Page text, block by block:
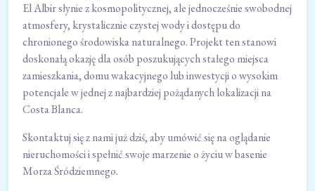
El Albir słynie z kosmopolitycznej, ale jednocześnie swobodnej
atmosfery, krystalicznie czystej wody i dostępu do
chronionego środowiska naturalnego. Projekt ten stanowi
doskonałą okazję dla osób poszukujących stałego miejsca
zamieszkania, domu wakacyjnego lub inwestycji o wysokim
potencjale w jednej z najbardziej pożądanych lokalizacji na
Costa Blanca.
Skontaktuj się z nami już dziś, aby umówić się na oglądanie
nieruchomości i spełnić swoje marzenie o życiu w basenie
Morza Śródziemnego.